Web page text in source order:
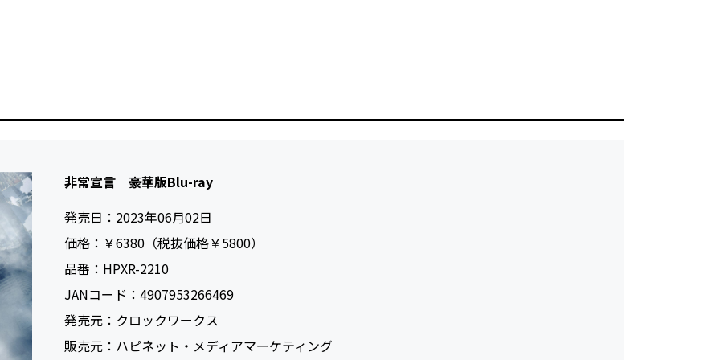
非常宣言 豪華版Blu-ray
発売日： 2023年06月02日
価格： ￥6380（税抜価格￥5800）
品番： HPXR-2210
JANコード： 4907953266469
発売元： クロックワークス
販売元： ハピネット・メディアマーケティング